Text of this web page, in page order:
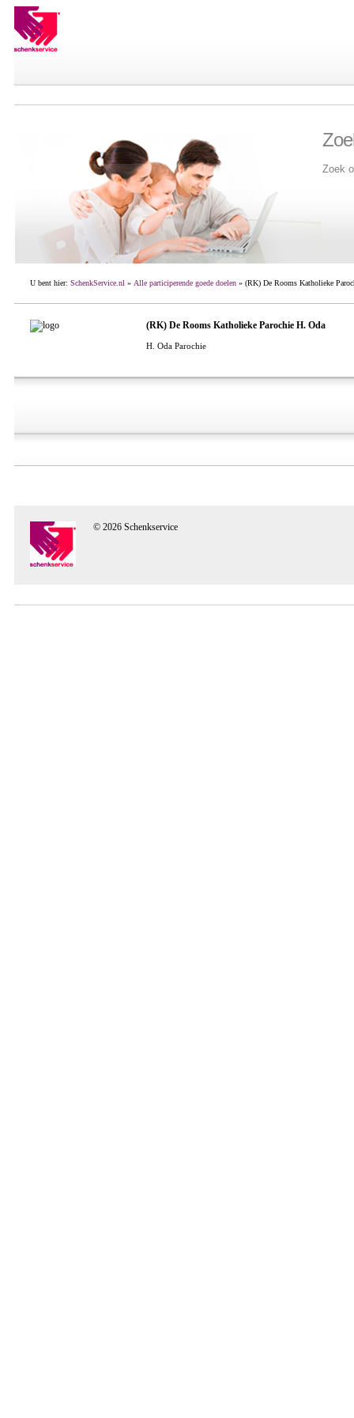
Zoek
U bent hier: SchenkService.nl » Alle participerende goede doelen» (RK) De Rooms Katholieke
(RK) De Rooms Katholieke Parochie H. Oda
H. Oda Parochie
© 2026 Schenkservice